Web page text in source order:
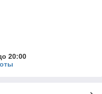
20:00